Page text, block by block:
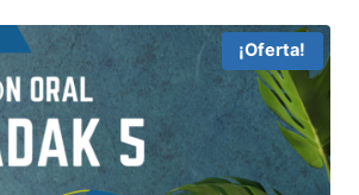
¡Oferta!